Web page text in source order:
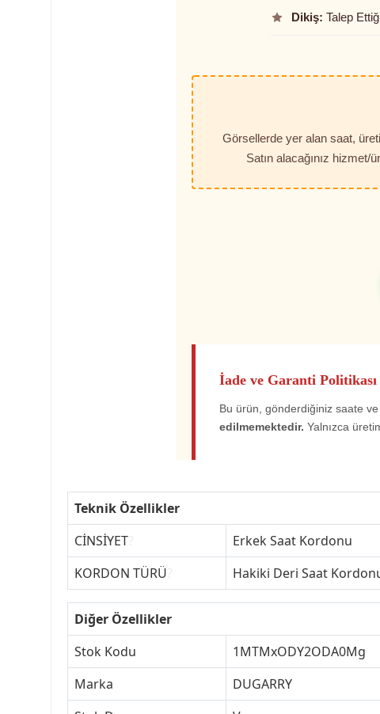
Dikiş: Talep
Görsellerde yer alan saat,
Satın alacağınız
İade ve Garanti Politikası
Bu ürün, gönderdiğiniz saate
edilmemektedir. Yalnızca
Teknik Özellikler
CİNSİYET
Erkek Saat Kordonu
KORDON TÜRÜ
Hakiki Deri Saat
Diğer Özellikler
Stok Kodu
1MTMxODY2ODA0Mg
Marka
DUGARRY